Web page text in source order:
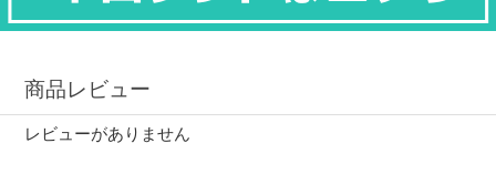
商品レビュー
レビューがありません